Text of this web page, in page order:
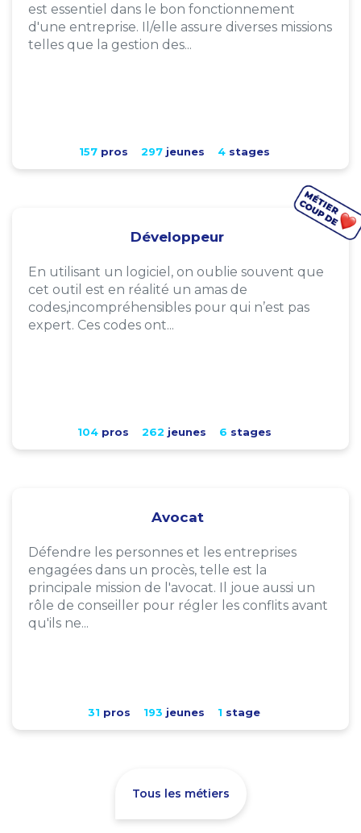
est essentiel dans le bon fonctionnement
d'une entreprise. Il/elle assure diverses missions
telles que la gestion des...
157pros 297jeunes 4stages
Développeur
En utilisant un logiciel, on oublie souvent que
cet outil est en réalité un amas de
codes,incompréhensibles pour qui n’est pas
expert. Ces codes ont...
104pros 262 jeunes 6 stages
Avocat
Défendre les personnes et les entreprises
engagées dans un procès, telle est la
principale mission de l'avocat. Il joue aussi un
rôle de conseiller pour régler les conflits avant
qu'ils ne...
31 pros 193 jeunes 1 stage
Tous les métiers